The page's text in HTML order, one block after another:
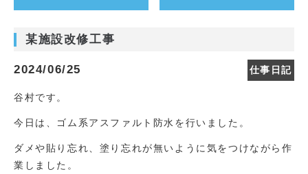
某施設改修工事
2024/06/25 仕事日記
谷村です。
今日は、ゴム系アスファルト防水を行いました。
ダメや貼り忘れ、塗り忘れが無いように気をつけながら作
業しました。